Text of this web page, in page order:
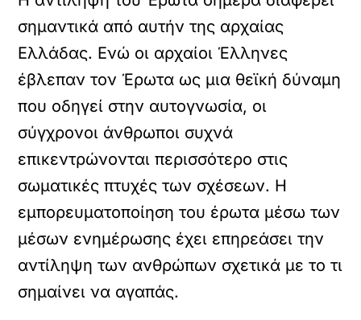
σημαντικά από αυτήν της αρχαίας
Ελλάδας. Ενώ οι αρχαίοι Έλληνες
έβλεπαν τον Έρωτα ως μια θεϊκή δύναμη
που οδηγεί στην αυτογνωσία, οι
σύγχρονοι άνθρωποι συχνά
επικεντρώνονται περισσότερο στις
σωματικές πτυχές των σχέσεων. Η
εμπορευματοποίηση του έρωτα μέσω των
μέσων ενημέρωσης έχει επηρεάσει την
αντίληψη των ανθρώπων σχετικά με το τι
σημαίνει να αγαπάς.